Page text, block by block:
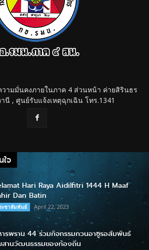
วามมั่นคงภายในภาค 4 ส่วนหน้า ค่ายสิรินธร
นี , ศูนย์รับแจ้งเหตุฉุกเฉิน โทร.1341
ใจ
Hari Raya Aidilfitri 1444 H Maaf
Dan Batin
ะชาสัมพันธ์ April 22, 2023
รพราน 44 ร่วมกิจกรรมกวนอาซูรอสัมพันธ์
านวัฒนธรรมของท้องถิ่น